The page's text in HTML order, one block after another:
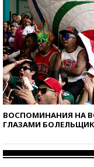
ВОСПОМИНАНИЯ НА
ГЛАЗАМИ